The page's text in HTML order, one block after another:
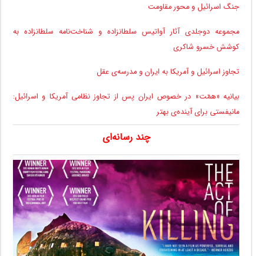
جنگ اسرائیل و محور مقاومت
مجموعه دوجلدی آثار آواتیس سلطانزاده و شناخت‌نامه سلطانزاده به
کوشش خسرو شاکری
تجاوز اسرائیل و آمریکا به ایران و مدرسه‌ی عقل
بیانیه «همّت» در خصوص ایران پس از تجاوز نظامی آمریکا و اسرائیل:
مانیفستی برای آینده‌ی بهتر
چند رسانه‌ای